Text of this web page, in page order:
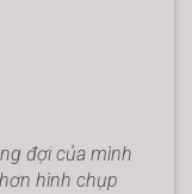
đợi của mình
hình chụp